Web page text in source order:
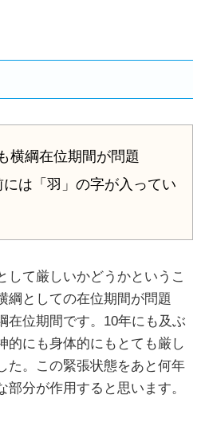
横綱在位期間が問題
は「羽」の字が入ってい
して厳しいかどうかというこ
綱としての在位期間が問題
在位期間です。10年にも及ぶ
的にも身体的にもとても厳し
た。この緊張状態をあと何年
分が作用すると思います。